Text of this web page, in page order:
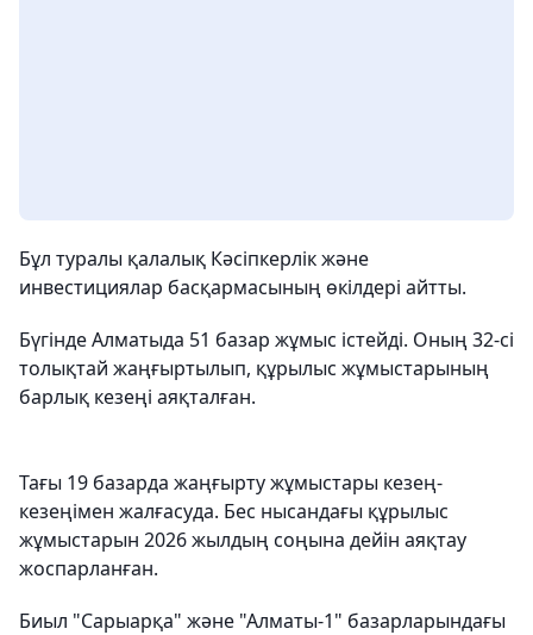
Бұл туралы қалалық Кәсіпкерлік және
инвестициялар басқармасының өкілдері айтты.
Бүгінде Алматыда 51 базар жұмыс істейді. Оның 32-сі
толықтай жаңғыртылып, құрылыс жұмыстарының
барлық кезеңі аяқталған.
Тағы 19 базарда жаңғырту жұмыстары кезең-
кезеңімен жалғасуда. Бес нысандағы құрылыс
жұмыстарын 2026 жылдың соңына дейін аяқтау
жоспарланған.
Биыл "Сарыарқа" және "Алматы-1" базарларындағы